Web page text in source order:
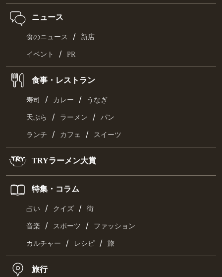
ニュース
食のニュース / 新店
イベント / PR
食事・レストラン
寿司 / カレー / うなぎ
天ぷら / ラーメン / パン
ランチ / カフェ / スイーツ
TRYラーメン大賞
特集・コラム
占い / クイズ / 街
音楽 / スポーツ / ファッション
カルチャー / レシピ / 旅
旅行